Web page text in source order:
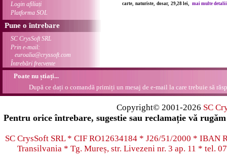
Login afiliați
Platforma SOL
Pune o întrebare
SC CrysSoft SRL
Prin e-mail:
euroalia@cryssoft.com
Întrebări frecvente
carte, naturiste, dosar, 29,28 lei, mai multe detalii
Poate nu știați...
După ce dați o comandă primiți un mesaj de e-mail la care trebuie să
Copyright© 2001-2026 SC
Pentru orice întrebare, sugestie sau reclamație vă
SC CrysSoft SRL * CIF RO12634184 * J26/51/2000 * IBAN
Transilvania * Tg. Mureș, str. Livezeni nr. 3 ap. 11 * tel.